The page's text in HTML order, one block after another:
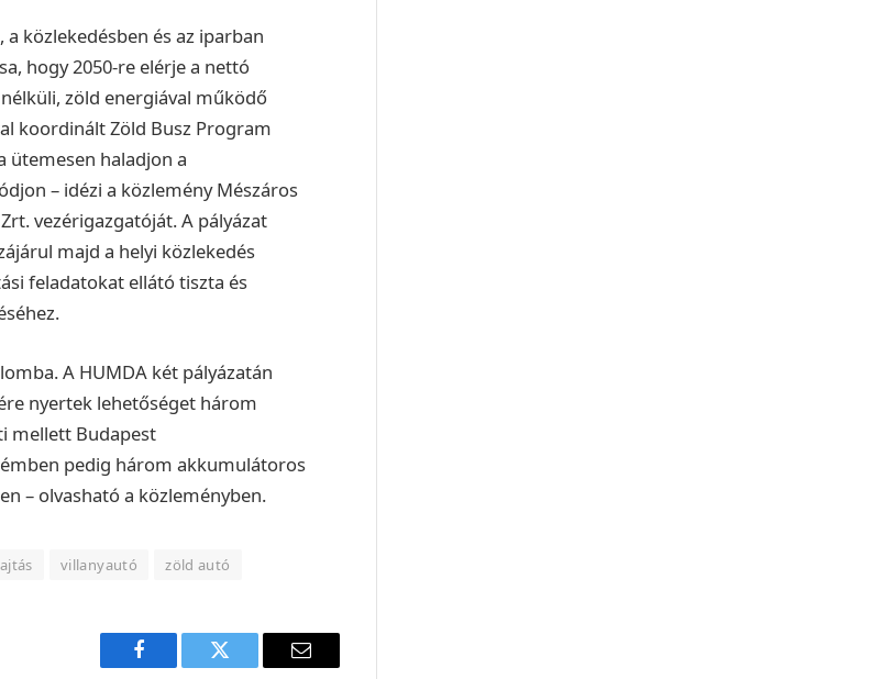
közlekedésben és az iparban
hogy 2050-re elérje a nettó
zöld energiával működő
koordinált Zöld Busz Program
ütemesen haladjon a
– idézi a közlemény Mészáros
vezérigazgatóját. A pályázat
majd a helyi közlekedés
feladatokat ellátó tiszta és
A HUMDA két pályázatán
nyertek lehetőséget három
mellett Budapest
pedig három akkumulátoros
– olvasható a közleményben.
villanyautó zöld autó
Facebook Twitter
E-